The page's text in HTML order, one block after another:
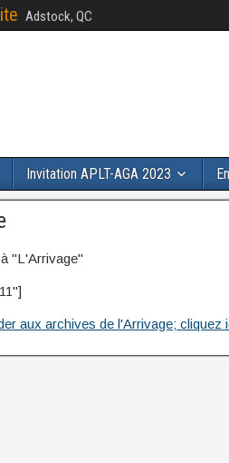
Adstock, QC
Invitation APLT-AGA 2023
"L'Arrivage"
aux archives de l'Arrivage; cliquez